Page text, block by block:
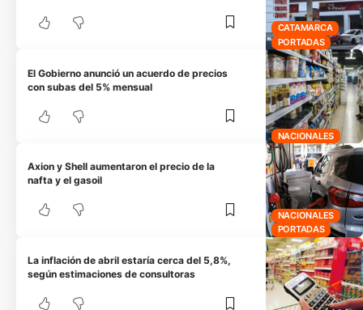
CATAMARCA
PORTADAS
NACIONALES
El Gobierno anunció un acuerdo de precios
con subas del 5% mensual
NACIONALES
PORTADAS
Axion y Shell aumentaron el precio de la
nafta y el gasoil
La inflación de abril estaría cerca del 5,8%,
según estimaciones de consultoras